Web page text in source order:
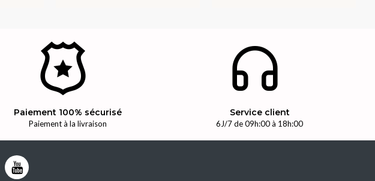
Paiement 100% sécurisé
Paiement à la livraison
Service client
6J/7 de 09h:00 à 18h:00